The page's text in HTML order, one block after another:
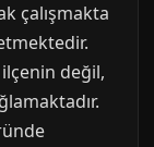
çalışmakta
değil,